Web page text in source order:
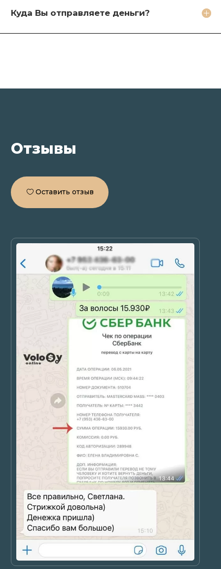
Куда Вы отправляете деньги?
Какое фото необходимо сделать?
Какие бонусы я получу?
Отзывы
Оставить отзыв